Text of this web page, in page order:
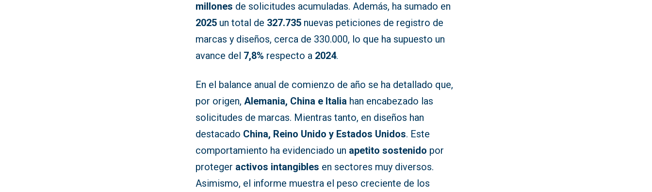
millones de solicitudes acumuladas. Además, ha sumado en
2025 un total de 327.735 nuevas peticiones de registro de
marcas y diseños, cerca de 330.000, lo que ha supuesto un
avance del 7,8% respecto a 2024.
En el balance anual de comienzo de año se ha detallado que,
por origen,Alemania, China e Italia han encabezado las
solicitudes de marcas. Mientras tanto, en diseños han
destacado China, Reino Unido y Estados Unidos. Este
comportamiento ha evidenciado un apetito sostenido por
proteger activos intangibles en sectores muy diversos.
Asimismo, el informe muestra el peso creciente de los